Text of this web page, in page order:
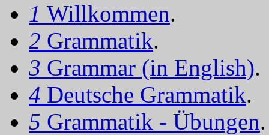
1 Willkommen.
2 Grammatik.
3 Grammar (in English).
4 Deutsche Grammatik.
5 Grammatik - Übungen.